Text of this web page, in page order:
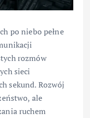
po niebo pełne
rozmów
sieci
sekund. Rozwój
ale
ruchem